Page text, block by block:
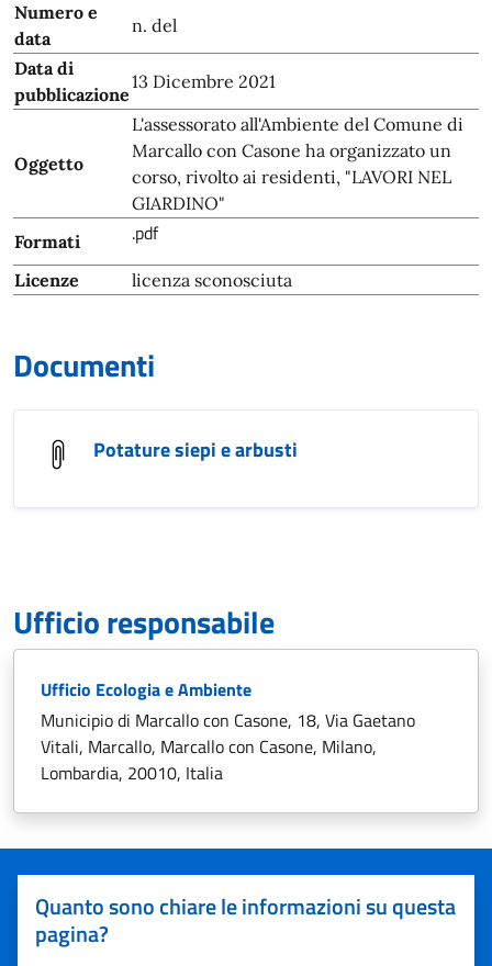
Numero e
data
n. del
Data di
pubblicazione
13 Dicembre 2021
Oggetto
L'assessorato all'Ambiente del Comune di
Marcallo con Casone ha organizzato un
corso, rivolto ai residenti, "LAVORI NEL
GIARDINO"
Formati
.pdf
Licenze licenza sconosciuta
Documenti
Potature siepi e arbusti
Ufficio responsabile
Ufficio Ecologia e Ambiente
Municipio di Marcallo con Casone, 18, Via Gaetano
Vitali, Marcallo, Marcallo con Casone, Milano,
Lombardia, 20010, Italia
Quanto sono chiare le informazioni su questa
pagina?